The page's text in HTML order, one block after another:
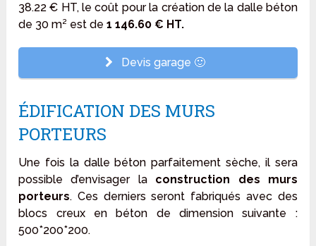
38.22 € HT, le coût pour la création de la dalle béton
de 30 m² est de 1 146.60 € HT.
Devis garage 🙂
ÉDIFICATION DES MURS
PORTEURS
Une fois la dalle béton parfaitement sèche, il sera
possible d’envisager la construction des murs
porteurs. Ces derniers seront fabriqués avec des
blocs creux en béton de dimension suivante :
500*200*200.